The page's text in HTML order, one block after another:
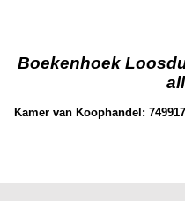
Boekenhoek
Kamer van Koophandel: